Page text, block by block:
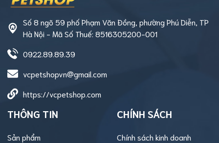
Số 8 ngõ 59 phố Phạm Văn Đồng, phường Phú Diễn, TP
Hà Nội - Mã Số Thuế: 8516305200-001
0922.89.89.39
vcpetshopvn@gmail.com
https://vcpetshop.com
THÔNG TIN
Sản phẩm
CHÍNH SÁCH
Chính sách kinh doanh